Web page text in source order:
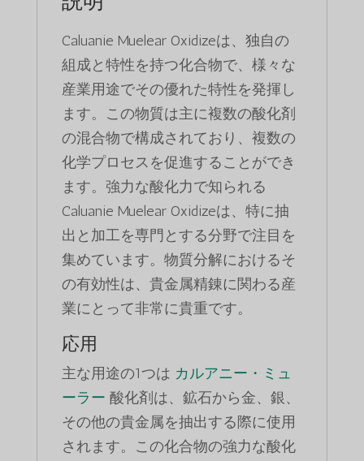
Caluanie Muelear Oxidizeは、独自の
組成と特性を持つ化合物で、様々な
産業用途でその優れた特性を発揮し
ます。この物質は主に複数の酸化剤
の混合物で構成されており、複数の
化学プロセスを促進することができ
ます。強力な酸化力で知られる
Caluanie Muelear Oxidizeは、特に抽
出と加工を専門とする分野で注目を
集めています。物質分解におけるそ
の有効性は、貴金属精錬に関わる産
業にとって非常に貴重です。
応用
主な用途の1つは カルアニー・ミュ
ーラー 酸化剤は、鉱石から金、銀、
その他の貴金属を抽出する際に使用
されます。この化合物の強力な酸化